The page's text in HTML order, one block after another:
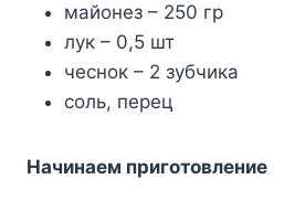
майонез – 250 гр
лук – 0,5 шт
чеснок – 2 зубчика
соль, перец
Начинаем приготовление